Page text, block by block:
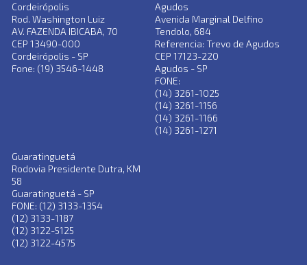
Cordeirópolis
Rod. Washington Luiz
AV. FAZENDA IBICABA, 70
CEP 13490-000
Cordeirópolis - SP
Fone: (19) 3546-1448
Agudos
Avenida Marginal Delfino
Tendolo, 684
Referencia: Trevo de Agudos
CEP 17123-220
Agudos - SP
FONE:
(14) 3261-1025
(14) 3261-1156
(14) 3261-1166
(14) 3261-1271
Guaratinguetá
Rodovia Presidente Dutra, KM
58
Guaratinguetá - SP
FONE: (12) 3133-1354
(12) 3133-1187
(12) 3122-5125
(12) 3122-4575